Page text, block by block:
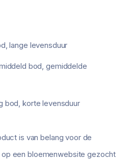
lange levensduur
bod, gemiddelde
bod, korte levensduur
is van belang voor de
op een bloemenwebsite gezocht